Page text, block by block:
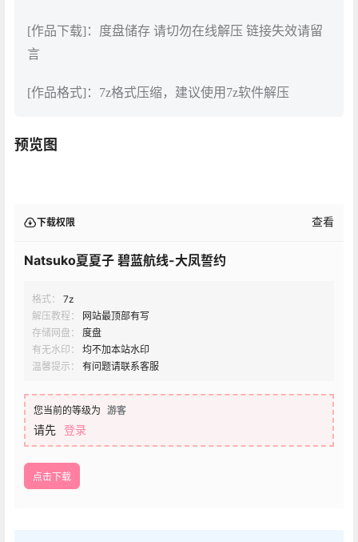
[作品下载]：度盘储存 请切勿在线解压 链接失效请留
言
[作品格式]：7z格式压缩，建议使用7z软件解压
预览图
下载权限 查看
Natsuko夏夏子 碧蓝航线-大凤誓约
格式：
7z
解压教程：
网站最顶部有写
存储网盘：
度盘
有无水印：
均不加本站水印
温馨提示：
有问题请联系客服
您当前的等级为 游客
请先 登录
点击下载